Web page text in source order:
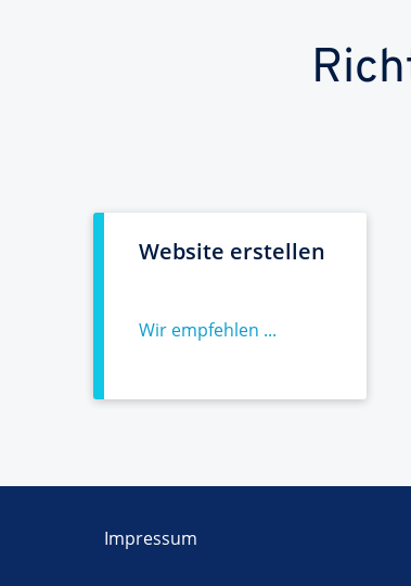
Website erstellen
Wir empfehlen ...
Impressum